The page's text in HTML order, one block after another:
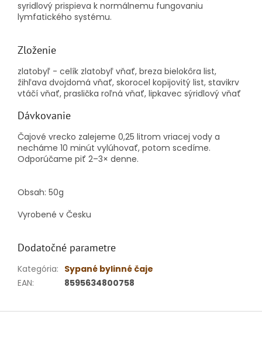
syridlový prispieva k normálnemu fungovaniu
lymfatického systému.
Zloženie
zlatobyľ - celík zlatobyľ vňať, breza bielokôra list,
žihľava dvojdomá vňať, skorocel kopijovitý list, stavikrv
vtáčí vňať, praslička roľná vňať, lipkavec sýridlový vňať
Dávkovanie
Čajové vrecko zalejeme 0,25 litrom vriacej vody a
necháme 10 minút vylúhovať, potom scedíme.
Odporúčame piť 2–3× denne.
Obsah: 50g
Vyrobené v Česku
Dodatočné parametre
Kategória: Sypané bylinné čaje
EAN: 8595634800758